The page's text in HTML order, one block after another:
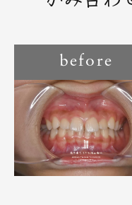
before